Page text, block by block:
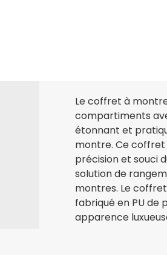
Le coffret à
compartiments
étonnant et
montre. Ce
précision et souci
solution de
montres. Le
fabriqué en PU de
apparence